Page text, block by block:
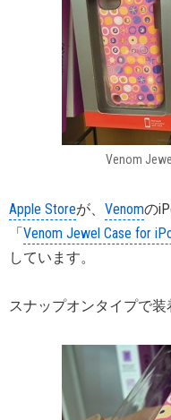
Venom
Apple Storeが、 Venomの
「Venom Jewel Case for
しています。
スナップオンタイプで装